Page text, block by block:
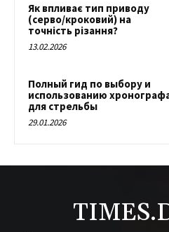
Як впливає тип приводу
(серво/кроковий) на
точність різання?
13.02.2026
Полный гид по выбору и
использованию
для стрельбы
29.01.2026